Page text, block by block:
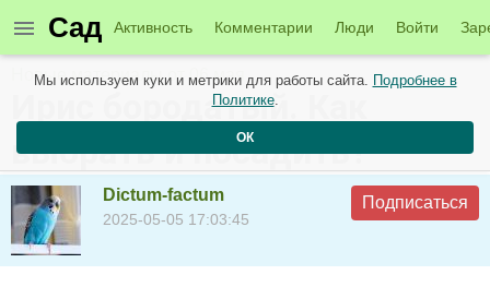
Сад Активность Комментарии Люди Войти
Новые материалы от 06 мая
Ирис бородатый. Как
выбрать и посадить?
Dictum-factum
2025-05-05 17:03:45
Подписаться
Мы используем куки и метрики для работы сайта. Подробнее в
Политике.
ОК